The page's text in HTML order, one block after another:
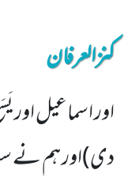
کنزالعرفان
اور اسماعیل اور
دی)اور ہم نے